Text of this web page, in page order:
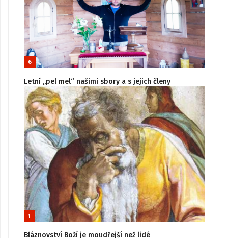
6
Letní „pel mel“ našimi sbory a s jejich členy
1
Bláznovství Boží je moudřejší než lidé